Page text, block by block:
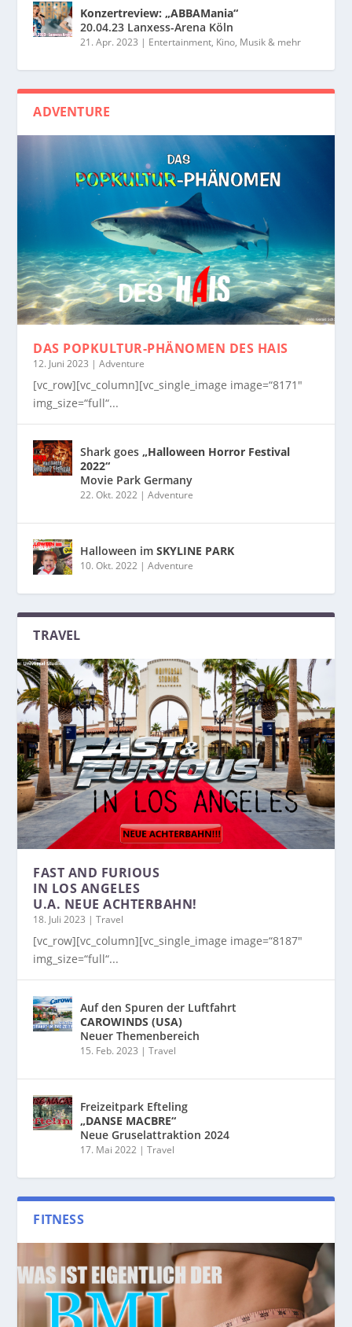
Konzertreview: „ABBAMania“
20.04.23 Lanxess-Arena Köln
21. Apr. 2023 | Entertainment, Kino, Musik & mehr
ADVENTURE
DAS POPKULTUR-PHÄNOMEN DES HAIS
12. Juni 2023 |Adventure
[vc_row][vc_column][vc_single_image image=“8171″
img_size=“full“...
Shark goes„Halloween Horror Festival
2022“
Movie Park Germany
22. Okt. 2022 |Adventure
Halloween imSKYLINE PARK
10. Okt. 2022 |Adventure
TRAVEL
FAST AND FURIOUS
IN LOS ANGELES
U.A. NEUE ACHTERBAHN!
18. Juli 2023 |Travel
[vc_row][vc_column][vc_single_image image=“8187″
img_size=“full“...
Auf den Spuren der Luftfahrt
CAROWINDS (USA)
Neuer Themenbereich
15. Feb. 2023 |Travel
Freizeitpark Efteling
„DANSE MACBRE“
Neue Gruselattraktion 2024
17. Mai 2022 |Travel
FITNESS